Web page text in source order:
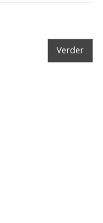
Verder